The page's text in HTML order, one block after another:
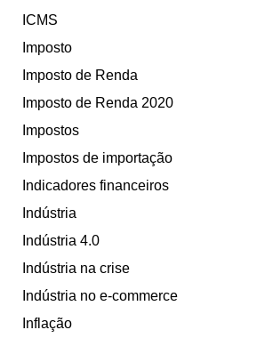
ICMS
Imposto
Imposto de Renda
Imposto de Renda 2020
Impostos
Impostos de importação
Indicadores financeiros
Indústria
Indústria 4.0
Indústria na crise
Indústria no e-commerce
Inflação